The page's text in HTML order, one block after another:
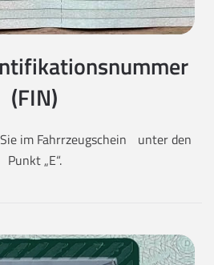
(FIN)
im Fahrrzeugschein unter den
Punkt „E“.